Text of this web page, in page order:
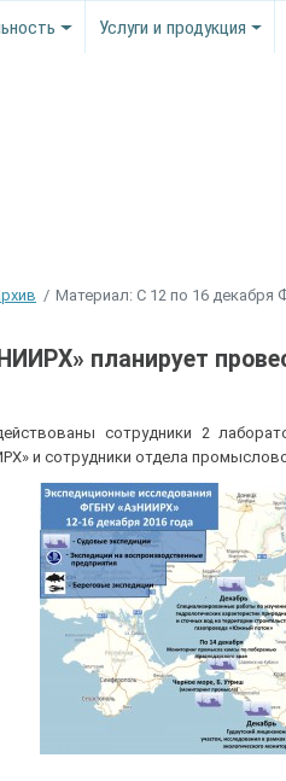
Услуги и продукция
Материал: С 12 по 16 декабря
планирует
сотрудники 2
и сотрудники отдела